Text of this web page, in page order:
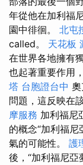
年從他在加利福
園中徘徊。 北屯
called。 天花板
在世界各地擁有
也起著重要作用
塔 台胞證台中
問題，這反映在
摩服務 加利福尼
的概念“加利福
氣的可能性。 護
後，“加利福尼亞